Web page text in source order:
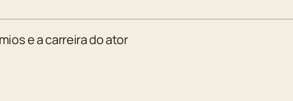
e a carreira do ator